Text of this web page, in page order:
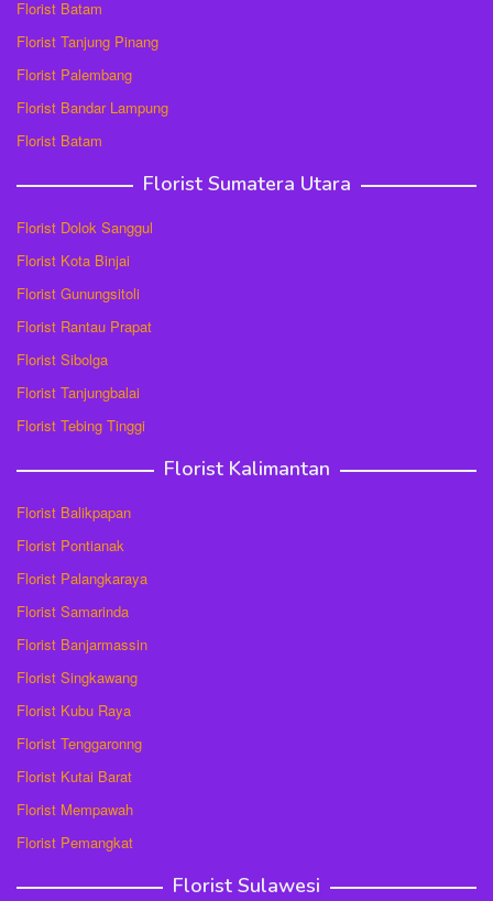
Florist Batam
Florist Tanjung Pinang
Florist Palembang
Florist Bandar Lampung
Florist Batam
Florist Sumatera Utara
Florist Dolok Sanggul
Florist Kota Binjai
Florist Gunungsitoli
Florist Rantau Prapat
Florist Sibolga
Florist Tanjungbalai
Florist Tebing Tinggi
Florist Kalimantan
Florist Balikpapan
Florist Pontianak
Florist Palangkaraya
Florist Samarinda
Florist Banjarmassin
Florist Singkawang
Florist Kubu Raya
Florist Tenggaronng
Florist Kutai Barat
Florist Mempawah
Florist Pemangkat
Florist Sulawesi